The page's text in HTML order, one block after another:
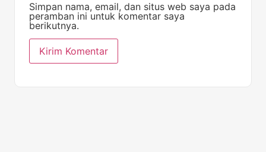
Simpan nama, email, dan situs web saya pada
peramban ini untuk komentar saya
berikutnya.